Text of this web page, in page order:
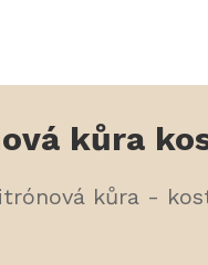
kůra
kůra -